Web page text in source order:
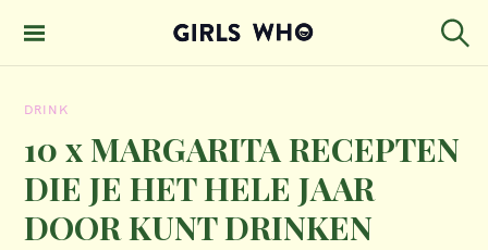
GIRLS WHO
c
h
DRINK
10 x MARGARITA RECEPTEN
DIE JE HET HELE JAAR
DOOR KUNT DRINKEN